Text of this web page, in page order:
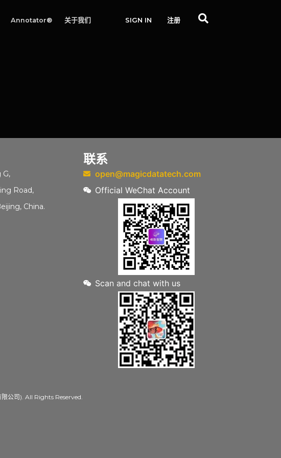
Annotator® 关于我们 SIGN IN 注册
G,
Road,
China.
联系
open@magicdatatech.com
Official WeChat Account
Scan and chat with us
公司). All Rights Reserved.